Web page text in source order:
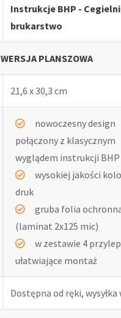
Instrukcje BHP -
brukarstwo
WERSJA PLANSZOWA
21,6 x 30,3 cm
nowoczesny design
połączony z klasycznym
wyglądem instrukcji BHP
wysokiej jakości
druk
gruba folia
(laminat 2x125 mic)
w zestawie 4
ułatwiające montaż
Dostępna od ręki, wysyłka